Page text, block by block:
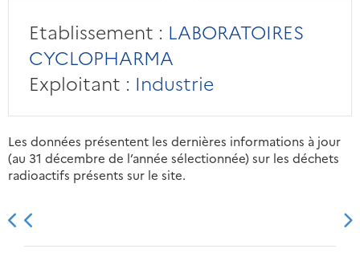
Etablissement : LABORATOIRES
CYCLOPHARMA
Exploitant : Industrie
Les données présentent les dernières informations à jour
(au 31 décembre de l’année sélectionnée) sur les déchets
radioactifs présents sur le site.